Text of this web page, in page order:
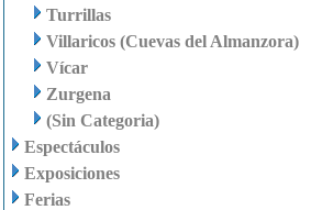
Turrillas
Villaricos (Cuevas del Almanzora)
Vícar
Zurgena
(Sin Categoria)
Espectáculos
Exposiciones
Ferias